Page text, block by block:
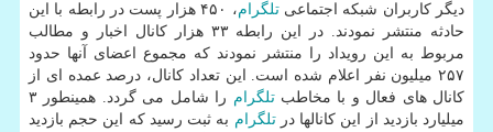
دیگر كاربران شبكه اجتماعیتلگرام
، ۴۵۰ هزار پست در رابطه با این
حادثه منتشر نمودند. در این رابطه ۳۳ هزار كانال اخبار و مطالب
مربوط به این رویداد را منتشر نمودند كه مجموع اعضای آنها حدود
۲۵۷ میلیون نفر اعلام شده است. این تعداد كانال، درصد عمده ای از
كانال های فعال و با مخاطبتلگرام
را شامل می گردد. همینطور ۳
میلیارد بازدید از این كانالها درتلگرام به ثبت رسید كه این حجم بازدید